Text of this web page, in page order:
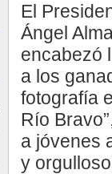
El
Ángel
encabezó
a los
fotografía
Río
a jóvenes
y